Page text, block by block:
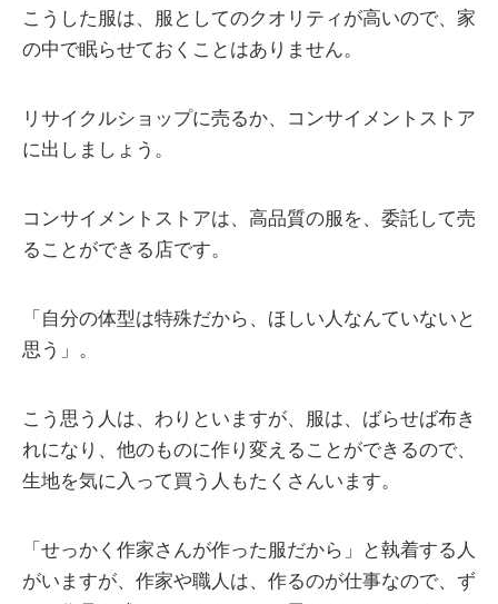
こうした服は、服としてのクオリティが高いので、家
の中で眠らせておくことはありません。
リサイクルショップに売るか、コンサイメントストア
に出しましょう。
コンサイメントストアは、高品質の服を、委託して売
ることができる店です。
「自分の体型は特殊だから、ほしい人なんていないと
思う」。
こう思う人は、わりといますが、服は、ばらせば布き
れになり、他のものに作り変えることができるので、
生地を気に入って買う人もたくさんいます。
「せっかく作家さんが作った服だから」と執着する人
がいますが、作家や職人は、作るのが仕事なので、ず